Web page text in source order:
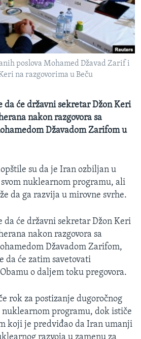
poslova Mohamed Džavad Zarif i
na razgovorima u Beču
da će državni sekretar Džon Keri
nakon razgovora sa
Džavadom Zarifom u
su da je Iran ozbiljan u
nuklearnom programu, ali
da ga razvija u mirovne svrhe.
da će državni sekretar Džon Keri
nakon razgovora sa
Džavadom Zarifom,
da će zatim savetovati
o daljem toku pregovora.
rok za postizanje dugoročnog
nuklearnom programu, dok ističe
koji je predviđao da Iran umanji